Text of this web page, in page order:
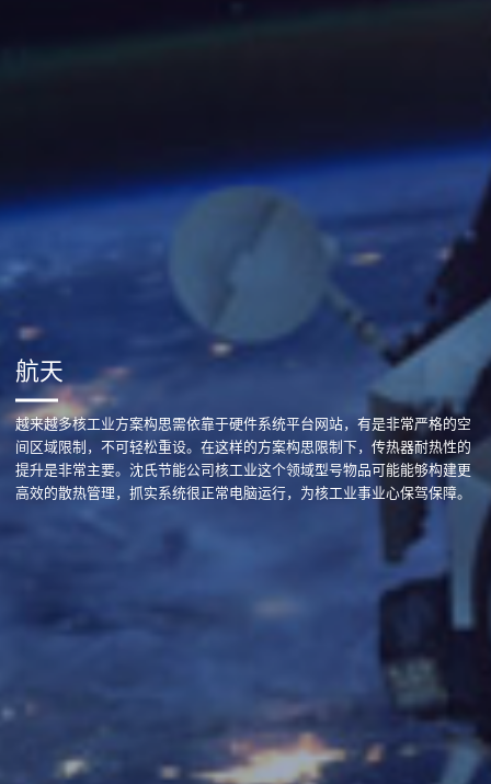
航天
越来越多核工业方案构思需依靠于硬件系统平台网站，有是非常严格的空
间区域限制，不可轻松重设。在这样的方案构思限制下，传热器耐热性的
提升是非常主要。沈氏节能公司核工业这个领域型号物品可能能够构建更
高效的散热管理，抓实系统很正常电脑运行，为核工业事业心保驾保障。